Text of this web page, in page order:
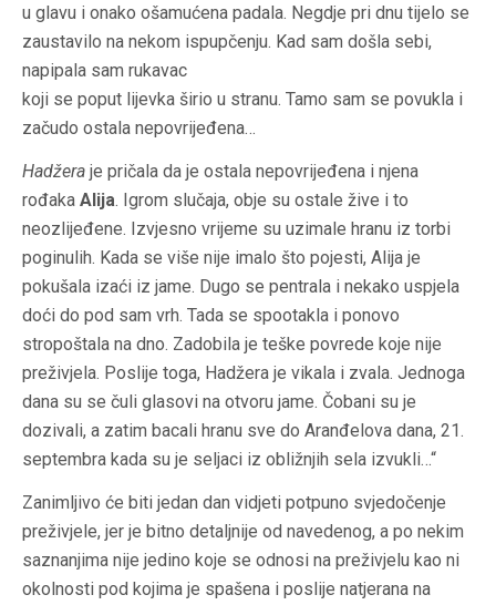
u glavu i onako ošamućena padala. Negdje pri dnu tijelo se
zaustavilo na nekom ispupčenju. Kad sam došla sebi,
napipala sam rukavac
koji se poput lijevka širio u stranu. Tamo sam se povukla i
začudo ostala nepovrijeđena…
Hadžera je pričala da je ostala nepovrijeđena i njena
rođaka Alija. Igrom slučaja, obje su ostale žive i to
neozlijeđene. Izvjesno vrijeme su uzimale hranu iz torbi
poginulih. Kada se više nije imalo što pojesti, Alija je
pokušala izaći iz jame. Dugo se pentrala i nekako uspjela
doći do pod sam vrh. Tada se spootakla i ponovo
stropoštala na dno. Zadobila je teške povrede koje nije
preživjela. Poslije toga, Hadžera je vikala i zvala. Jednoga
dana su se čuli glasovi na otvoru jame. Čobani su je
dozivali, a zatim bacali hranu sve do Aranđelova dana, 21.
septembra kada su je seljaci iz obližnjih sela izvukli…“
Zanimljivo će biti jedan dan vidjeti potpuno svjedočenje
preživjele, jer je bitno detaljnije od navedenog, a po nekim
saznanjima nije jedino koje se odnosi na preživjelu kao ni
okolnosti pod kojima je spašena i poslije natjerana na